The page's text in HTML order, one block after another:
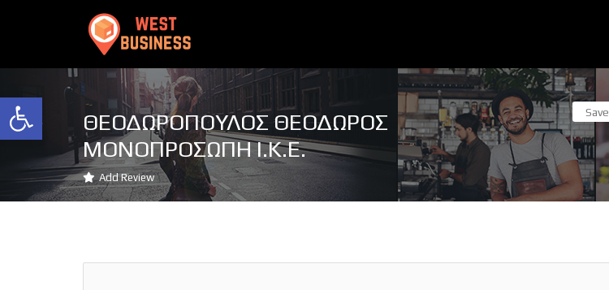
Ανοίξτε τη γραμμή εργαλείων
ΘΕΟΔΩΡΟΠΟΥΛΟΣ ΘΕΟΔΩΡΟΣ
ΜΟΝΟΠΡΟΣΩΠΗ Ι.Κ.Ε.
Add Review
Save